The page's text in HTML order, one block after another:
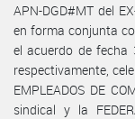
APN-DGD#MT del
en forma conjunta
el acuerdo de fecha
respectivamente,
EMPLEADOS DE
sindical y la